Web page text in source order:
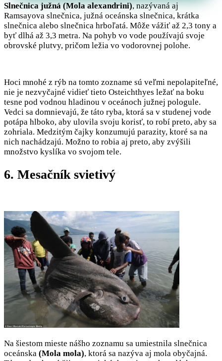
Slnečnica južná (Mola alexandrini), nazývaná aj
Ramsayova slnečnica, južná oceánska slnečnica, krátka
slnečnica alebo slnečnica hrboľatá. Môže vážiť až 2,3 tony a
byť dlhá až 3,3 metra. Na pohyb vo vode používajú svoje
obrovské plutvy, pričom ležia vo vodorovnej polohe.
Hoci mnohé z rýb na tomto zozname sú veľmi nepolapiteľné,
nie je nezvyčajné vidieť tieto Osteichthyes ležať na boku
tesne pod vodnou hladinou v oceánoch južnej pologule.
Vedci sa domnievajú, že táto ryba, ktorá sa v studenej vode
potápa hlboko, aby ulovila svoju korisť, to robí preto, aby sa
zohriala. Medzitým čajky konzumujú parazity, ktoré sa na
nich nachádzajú. Možno to robia aj preto, aby zvýšili
množstvo kyslíka vo svojom tele.
6. Mesačník svietivý
Na šiestom mieste nášho zoznamu sa umiestnila slnečnica
oceánska (Mola mola), ktorá sa nazýva aj mola obyčajná.